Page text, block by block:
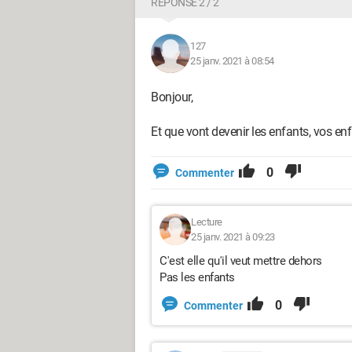
127
25 janv. 2021 à 08:54
Bonjour,
Et que vont devenir les enfants, vos
Commenter 0
Lecture
25 janv. 2021 à 09:23
C'est elle qu'il veut mettre dehors
Pas les enfants
Commenter 0